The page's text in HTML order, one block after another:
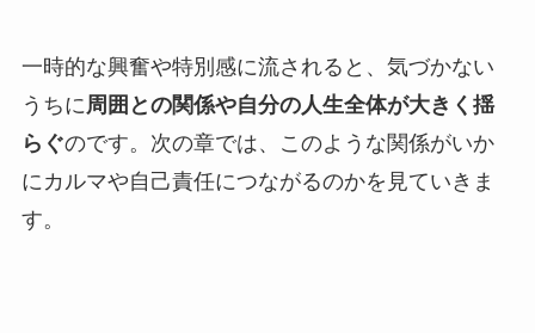
一時的な興奮や特別感に流されると、気づかない
うちに周囲との関係や自分の人生全体が大きく揺
らぐのです。次の章では、このような関係がいか
にカルマや自己責任につながるのかを見ていきま
す。